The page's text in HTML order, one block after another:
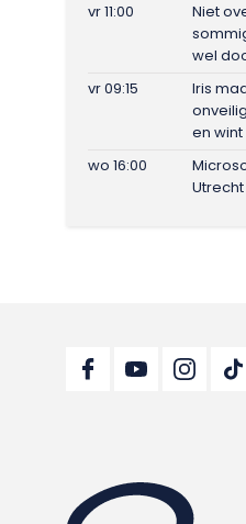
vr 11:00
Niet
wel
vr 09:15
Iris
en
wo 16:00